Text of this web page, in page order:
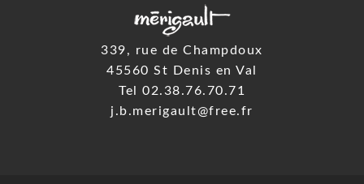
339, rue de Champdoux
45560 St Denis en Val
Tel 02.38.76.70.71
j.b.merigault@free.fr